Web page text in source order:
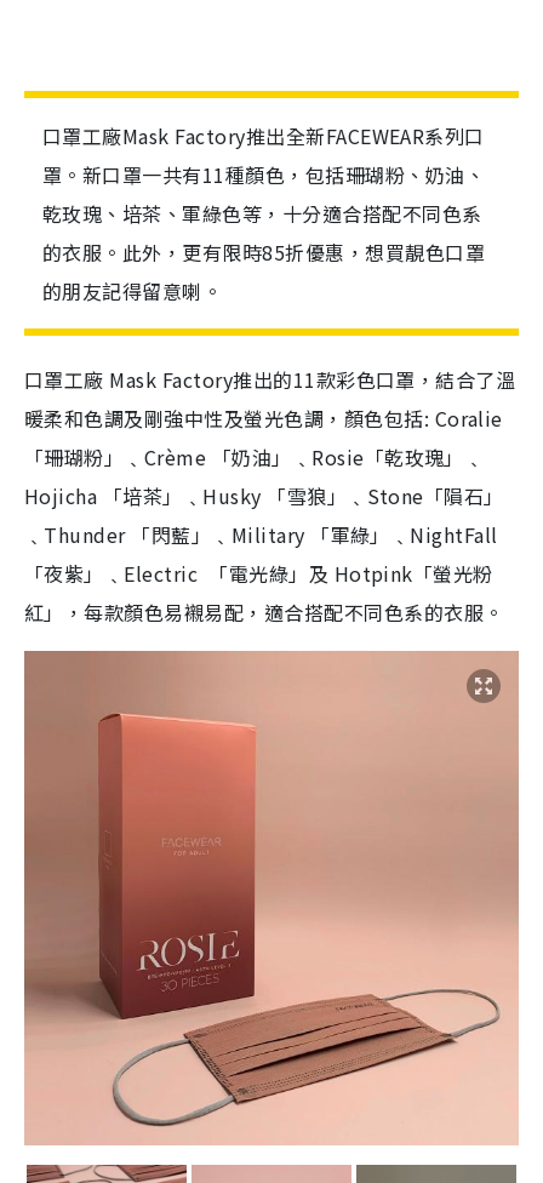
口罩工廠Mask Factory推出全新FACEWEAR系列口
罩。新口罩一共有11種顏色，包括珊瑚粉、奶油、
乾玫瑰、培茶、軍綠色等，十分適合搭配不同色系
的衣服。此外，更有限時85折優惠，想買靚色口罩
的朋友記得留意喇。
口罩工廠 Mask Factory推出的11款彩色口罩，結合了溫
暖柔和色調及剛強中性及螢光色調，顏色包括: Coralie
「珊瑚粉」﹑Crème 「奶油」﹑Rosie「乾玫瑰」﹑
Hojicha 「培茶」﹑Husky 「雪狼」﹑Stone「隕石」
﹑Thunder 「閃藍」﹑Military 「軍綠」﹑NightFall
「夜紫」﹑Electric 「電光綠」及 Hotpink「螢光粉
紅」，每款顏色易襯易配，適合搭配不同色系的衣服。